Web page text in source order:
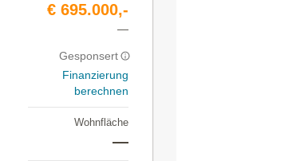
€ 695.000,-
—
Gesponsert
Finanzierung
berechnen
Wohnfläche
—